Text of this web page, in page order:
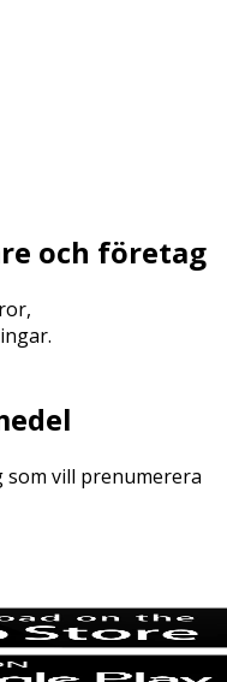
och företag
vill prenumerera